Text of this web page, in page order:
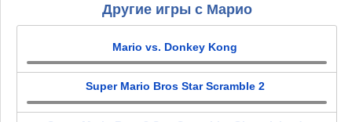
Другие игры с Марио
Mario vs. Donkey Kong
Super Mario Bros Star Scramble 2